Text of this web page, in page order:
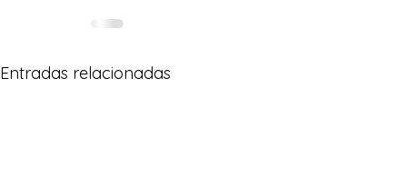
Entradas relacionadas